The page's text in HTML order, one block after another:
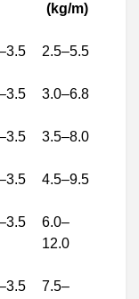
(kg/m)
2.5–5.5
3.0–6.8
3.5–8.0
4.5–9.5
6.0–
12.0
7.5–